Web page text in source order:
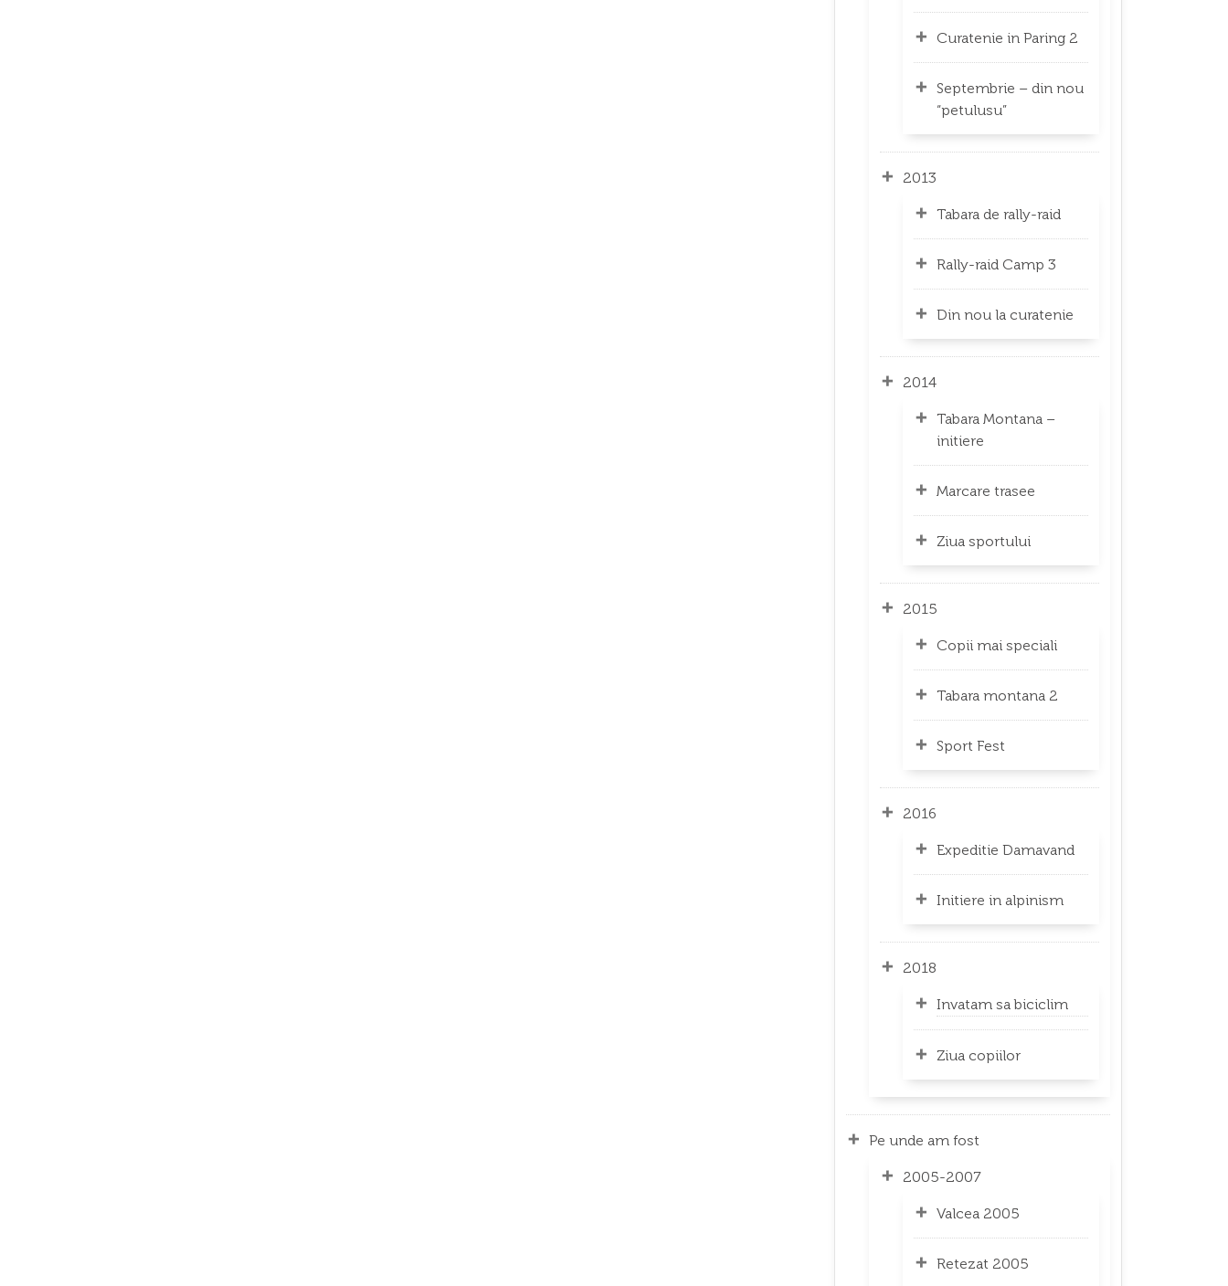
Curatenie in Paring 2
Septembrie – din nou
“petulusu”
2013
Tabara de rally-raid
Rally-raid Camp 3
Din nou la curatenie
2014
Tabara Montana –
initiere
Marcare trasee
Ziua sportului
2015
Copii mai speciali
Tabara montana 2
Sport Fest
2016
Expeditie Damavand
Initiere in alpinism
2018
Invatam sa biciclim
Ziua copiilor
Pe unde am fost
2005-2007
Valcea 2005
Retezat 2005